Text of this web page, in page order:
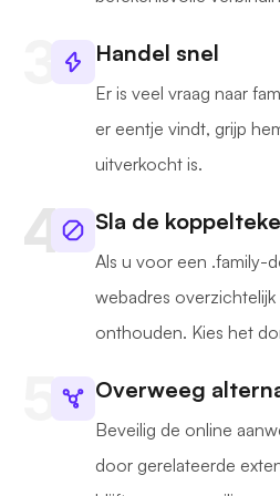
Handel snel
Er is veel vraag naar
er eentje vindt, grijp
uitverkocht is.
Sla de
Als u voor een .family-
webadres overzichtelijk
onthouden. Kies het
Overweeg
Beveilig de online
door gerelateerde